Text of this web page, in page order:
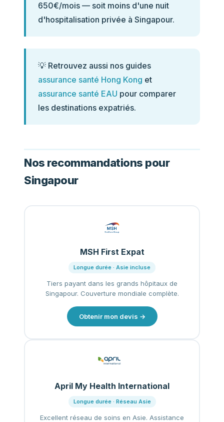
650€/mois — soit moins d'une nuit
d'hospitalisation privée à Singapour.
💡 Retrouvez aussi nos guides
assurance santé Hong Kong et
assurance santé EAU pour comparer
les destinations expatriés.
Nos recommandations pour
Singapour
MSH First Expat
Longue durée · Asie incluse
Tiers payant dans les grands hôpitaux de
Singapour. Couverture mondiale complète.
Obtenir mon devis →
April My Health International
Longue durée · Réseau Asie
Excellent réseau de soins en Asie. Assistance